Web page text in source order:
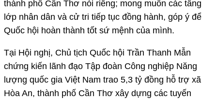
thành phố Cần Thơ nói riêng; mong muốn các tầng
lớp nhân dân và cử tri tiếp tục đồng hành, góp ý để
Quốc hội hoàn thành tốt sứ mệnh của mình.
Tại Hội nghị, Chủ tịch Quốc hội Trần Thanh Mẫn
chứng kiến lãnh đạo Tập đoàn Công nghiệp Năng
lượng quốc gia Việt Nam trao 5,3 tỷ đồng hỗ trợ xã
Hòa An, thành phố Cần Thơ xây dựng các tuyến